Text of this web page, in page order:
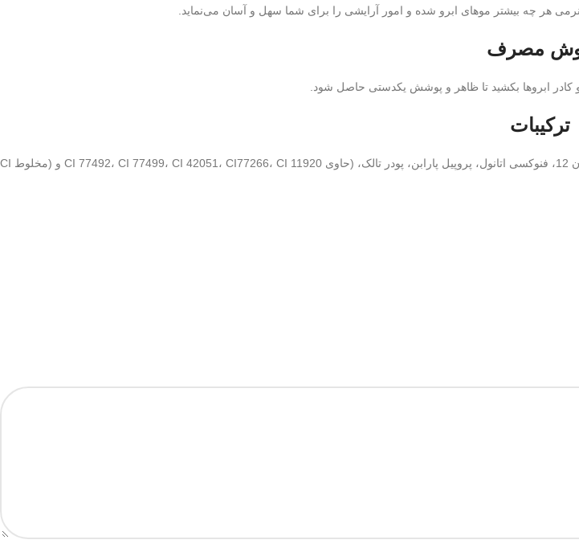
هر چه بیشتر موهای ابرو شده و امور آرایشی را برای شما سهل و آسان می‌نماید.
مصرف
کادر ابروها بکشید تا ظاهر و پوشش یکدستی حاصل شود.
ترکیبات
(مخلوط میکا و دایمتیکون)، بیسموت اکسی کلرید، استئارات روی، کائولین، بوتیل سالیسیلات، دایمتیکون، نایلون 12، فنوکسی اتانول، پروپیل پارابن، پودر تالک، (حاوی CI 77492، CI 77499، CI 42051، CI77266، CI 11920 و (مخلوط CI